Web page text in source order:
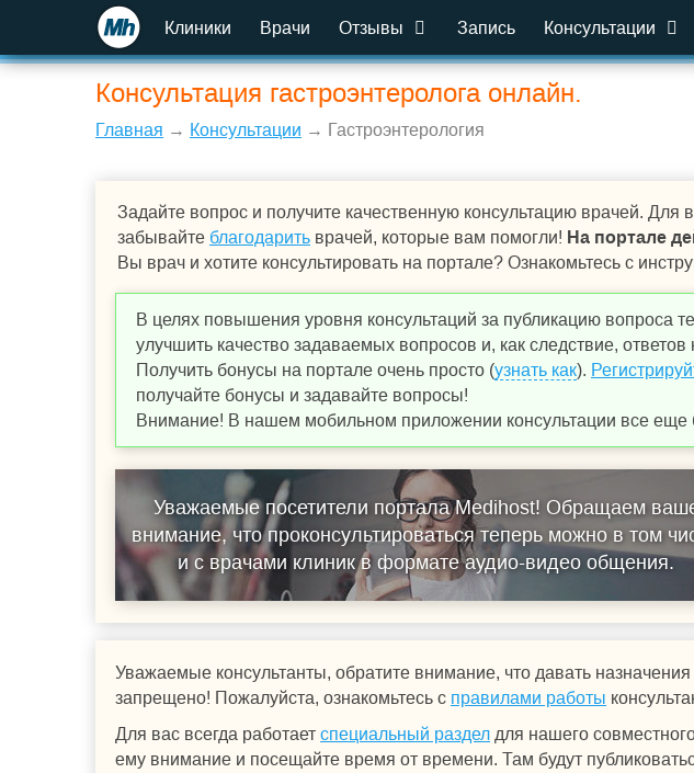
Клиники Врачи Отзывы Запись Консультации
Консультация гастроэнтеролога онлайн.
Главная → Консультации → Гастроэнтерология
Задайте вопрос и получите качественную консультацию врачей. Для
забывайте благодарить врачей, которые вам помогли! На портале
Вы врач и хотите консультировать на портале? Ознакомьтесь с
В целях повышения уровня консультаций за публикацию вопроса
улучшить качество задаваемых вопросов и, как следствие,
Получить бонусы на портале очень просто (узнать как).
получайте бонусы и задавайте вопросы!
Внимание! В нашем мобильном приложении консультации все еще
Уважаемые посетители портала Medihost! Обращаем
внимание, что проконсультироваться теперь можно в том
и с врачами клиник в формате аудио-видео общения.
Уважаемые консультанты, обратите внимание, что давать
запрещено! Пожалуйста, ознакомьтесь с правилами работы
Для вас всегда работает специальный раздел для нашего
ему внимание и посещайте время от времени. Там будут